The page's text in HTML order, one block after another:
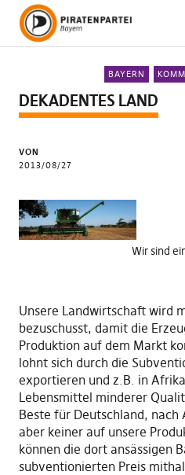
BAYERN
DEKADENTES LAND
VON
2013/08/27
Wir sind
Unsere Landwirtschaft wird
bezuschusst, damit die
Produktion auf dem Markt
lohnt sich durch die
exportieren und z.B. in
Lebensmittel minderer
Beste für Deutschland,
aber keiner auf unsere
können die dort ansässigen
subventionierten Preis